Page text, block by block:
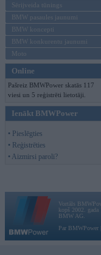
Sērijveida tūnings
BMW pasaules jaunumi
BMW koncepti
BMW konkurentu jaunumi
Moto
Online
Pašreiz BMWPower skatās 117
viesi un 5 reģistrēti lietotāji.
Ienākt BMWPower
• Pieslēgties
• Reģistrēties
• Aizmirsi paroli?
Vortāls
kopš 2002.
BMW AG.
Par BMWPower